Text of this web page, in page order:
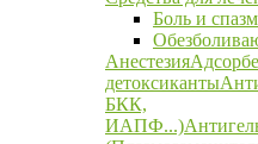
Боль и
Анестезия
детоксиканты
БКК,
ИАПФ...)